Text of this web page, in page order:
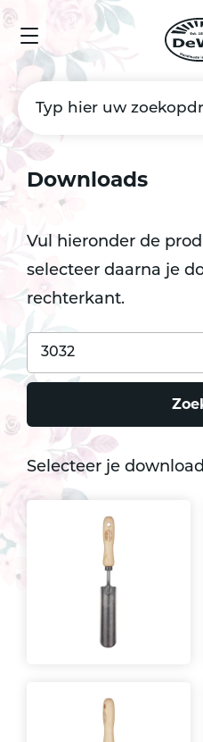
Downloads
Vul hieronder de
selecteer daarna je
rechterkant.
Selecteer je